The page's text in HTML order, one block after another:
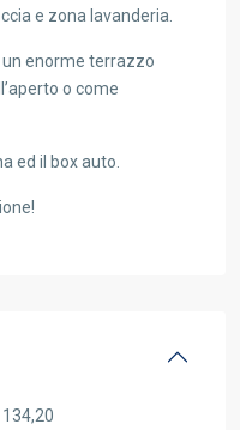
e zona lavanderia.
un enorme terrazzo
o come
ed il box auto.
134,20